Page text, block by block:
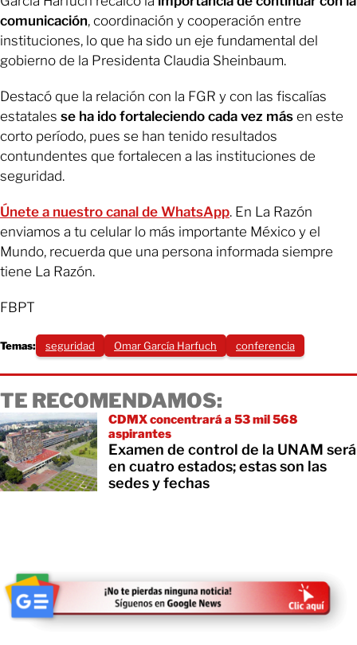
comunicación, coordinación y cooperación entre
instituciones, lo que ha sido un eje fundamental del
gobierno de la Presidenta Claudia Sheinbaum.
Destacó que la relación con la FGR y con las fiscalías
estatales se ha ido fortaleciendo cada vez más en este
corto período, pues se han tenido resultados
contundentes que fortalecen a las instituciones de
seguridad.
Únete a nuestro canal de WhatsApp. En La Razón
enviamos a tu celular lo más importante México y el
Mundo, recuerda que una persona informada siempre
tiene La Razón.
FBPT
Temas: seguridad Omar García Harfuch conferencia
TE RECOMENDAMOS:
CDMX concentrará a 53 mil 568
aspirantes
Examen de control de la UNAM será
en cuatro estados; estas son las
sedes y fechas